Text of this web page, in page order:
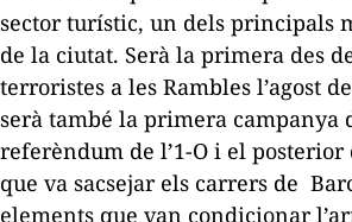
sector turístic, un dels principals
de la ciutat. Serà la primera des
terroristes a les Rambles l’agost
serà també la primera campanya
referèndum de l’1-O i el
que va sacsejar els carrers de
elements que van condicionar